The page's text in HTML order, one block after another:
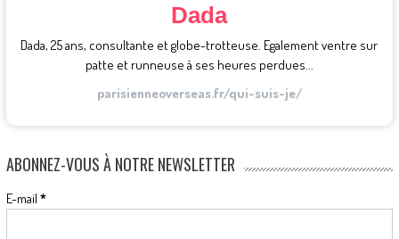
Dada
Dada, 25 ans, consultante et globe-trotteuse. Egalement ventre sur
patte et runneuse à ses heures perdues...
parisienneoverseas.fr/qui-suis-je/
ABONNEZ-VOUS À NOTRE NEWSLETTER
E-mail *